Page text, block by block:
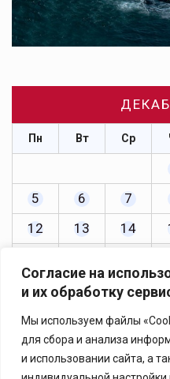
Согласие на
и их обработку
Мы используем файлы
для сбора и анализа
и использовании сайта, а
Пн Вт Ср
5
6 7
12
13 14
26
27 28
« Ноя Янв »